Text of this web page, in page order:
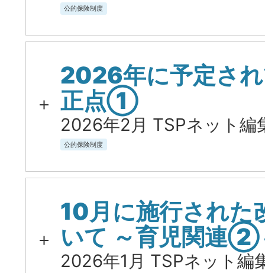
公的保険制度
2026年に予定さ
正点①
2026年2月 TSPネット編
公的保険制度
10月に施行された
いて ～育児関連②
2026年1月 TSPネット編